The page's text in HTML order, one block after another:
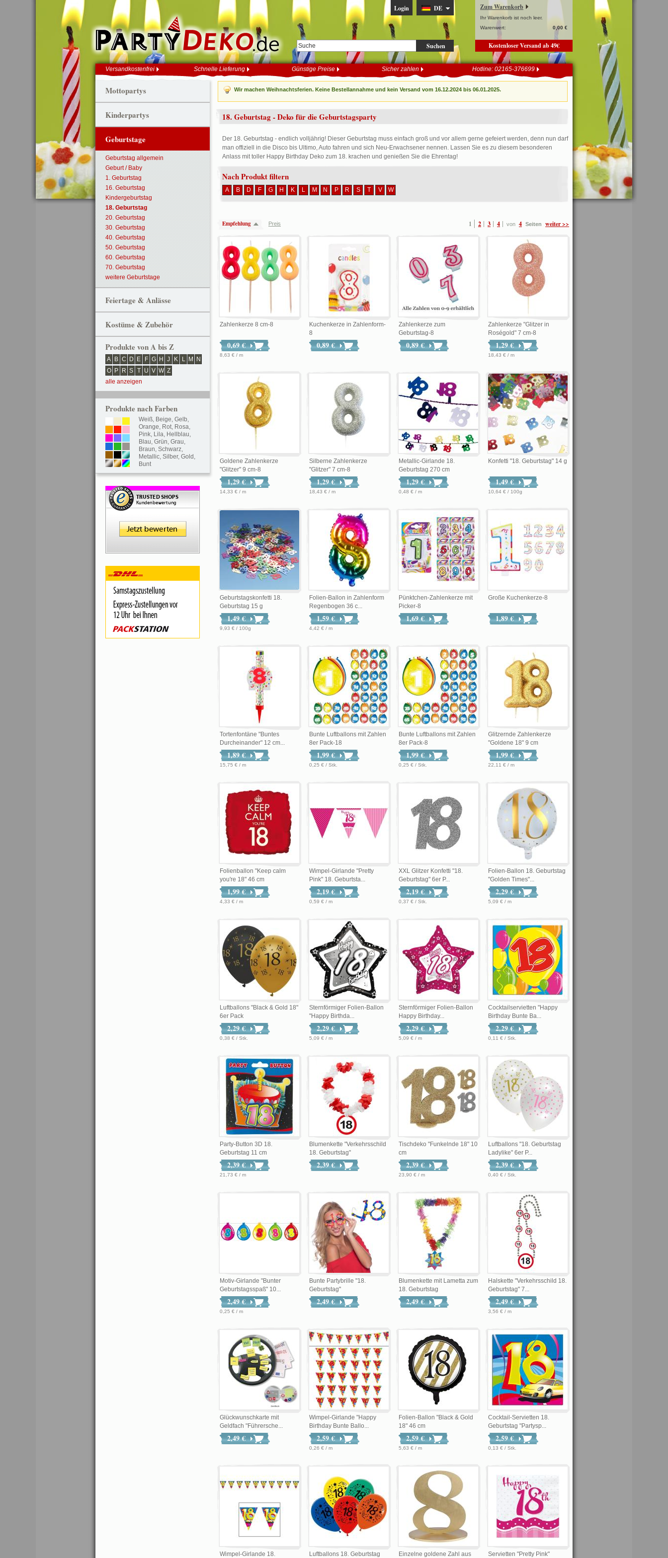
Suchen
Login DE Zum Warenkorb
Ihr Warenkorb ist noch leer.
Warenwert:
0,00 €
Kostenloser Versand ab 49€
Versandkostenfrei Schnelle Lieferung Günstige Preise Sicher zahlen Hotline: 02165-376699
Wir machen Weihnachtsferien. Keine Bestellannahme und kein Versand vom 16.12.2024 bis 06.01.2025.
18. Geburtstag - Deko für die Geburtstagsparty
Der 18. Geburtstag - endlich volljährig! Dieser Geburtstag muss einfach groß und vor allem gerne gefeiert werden, denn nun darf
man offiziell in die Disco bis Ultimo, Auto fahren und sich Neu-Erwachsener nennen. Lassen Sie es zu diesem besonderen
Anlass mit toller Happy Birthday Deko zum 18. krachen und genießen Sie die Ehrentag!
Nach Produkt filtern
A B D F G H K L M N P R S T V W
1 2 3 4 von 4 Seiten weiter >>
Empfehlung Preis
Zahlenkerze 8 cm-8
0,69 €
8,63 € / m
Kuchenkerze in Zahlenform-
8
0,89 €
Zahlenkerze zum
Geburtstag-8
0,89 €
Zahlenkerze "Glitzer in
Roségold" 7 cm-8
1,29 €
18,43 € / m
Goldene Zahlenkerze
"Glitzer" 9 cm-8
1,29 €
14,33 € / m
Silberne Zahlenkerze
"Glitzer" 7 cm-8
1,29 €
18,43 € / m
Metallic-Girlande 18.
Geburtstag 270 cm
1,29 €
0,48 € / m
Konfetti "18. Geburtstag" 14 g
1,49 €
10,64 € / 100g
Geburtstagskonfetti 18.
Geburtstag 15 g
1,49 €
9,93 € / 100g
Folien-Ballon in Zahlenform
Regenbogen 36 c...
1,59 €
4,42 € / m
Pünktchen-Zahlenkerze mit
Picker-8
1,69 €
Große Kuchenkerze-8
1,89 €
Tortenfontäne "Buntes
Durcheinander" 12 cm...
1,89 €
15,75 € / m
Bunte Luftballons mit Zahlen
8er Pack-18
1,99 €
0,25 € / Stk.
Bunte Luftballons mit Zahlen
8er Pack-8
1,99 €
0,25 € / Stk.
Glitzernde Zahlenkerze
"Goldene 18" 9 cm
1,99 €
22,11 € / m
Folienballon "Keep calm
you're 18" 46 cm
1,99 €
4,33 € / m
Wimpel-Girlande "Pretty
Pink" 18. Geburtsta...
2,19 €
0,59 € / m
XXL Glitzer Konfetti "18.
Geburtstag" 6er P...
2,19 €
0,37 € / Stk.
Folien-Ballon 18. Geburtstag
"Golden Times"...
2,29 €
5,09 € / m
Luftballons "Black & Gold 18"
6er Pack
2,29 €
0,38 € / Stk.
Sternförmiger Folien-Ballon
"Happy Birthda...
2,29 €
5,09 € / m
Sternförmiger Folien-Ballon
Happy Birthday...
2,29 €
5,09 € / m
Cocktailservietten "Happy
Birthday Bunte Ba...
2,29 €
0,11 € / Stk.
Party-Button 3D 18.
Geburtstag 11 cm
2,39 €
21,73 € / m
Blumenkette "Verkehrsschild
18. Geburtstag"
2,39 €
Tischdeko "Funkelnde 18" 10
cm
2,39 €
23,90 € / m
Luftballons "18. Geburtstag
Ladylike" 6er P...
2,39 €
0,40 € / Stk.
Motiv-Girlande "Bunter
Geburtstagsspaß" 10...
2,49 €
0,25 € / m
Bunte Partybrille "18.
Geburtstag"
2,49 €
Blumenkette mit Lametta zum
18. Geburtstag
2,49 €
Halskette "Verkehrsschild 18.
Geburtstag" 7...
2,49 €
3,56 € / m
Glückwunschkarte mit
Geldfach "Führersche...
2,49 €
Wimpel-Girlande "Happy
Birthday Bunte Ballo...
2,59 €
0,26 € / m
Folien-Ballon "Black & Gold
18" 46 cm
2,59 €
5,63 € / m
Cocktail-Servietten 18.
Geburtstag "Partysp...
2,59 €
0,13 € / Stk.
Wimpel-Girlande 18.
Luftballons 18. Geburtstag
Einzelne goldene Zahl aus
Servietten "Pretty Pink"
Mottopartys
Kinderpartys
Geburtstage
Geburtstag allgemein
Geburt / Baby
1. Geburtstag
16. Geburtstag
Kindergeburtstag
18. Geburtstag
20. Geburtstag
30. Geburtstag
40. Geburtstag
50. Geburtstag
60. Geburtstag
70. Geburtstag
weitere Geburtstage
Feiertage & Anlässe
Kostüme & Zubehör
Produkte von A bis Z
A B C D E F G H J K L M
N
O
P R S T U V W Z
alle anzeigen
Produkte nach Farben
Weiß, Beige, Gelb,
Orange, Rot, Rosa,
Pink, Lila, Hellblau,
Blau, Grün, Grau,
Braun, Schwarz,
Metallic, Silber, Gold ,
Bunt